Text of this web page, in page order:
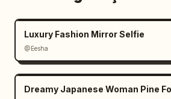
Luxury Fashion Mirror Selfie
@Eesha
Dreamy Japanese Woman Pine